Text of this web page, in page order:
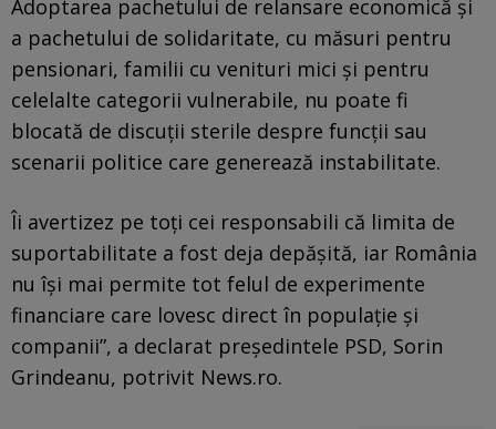
Adoptarea pachetului de relansare economică şi
a pachetului de solidaritate, cu măsuri pentru
pensionari, familii cu venituri mici şi pentru
celelalte categorii vulnerabile, nu poate fi
blocată de discuţii sterile despre funcţii sau
scenarii politice care generează instabilitate.
Îi avertizez pe toţi cei responsabili că limita de
suportabilitate a fost deja depăşită, iar România
nu îşi mai permite tot felul de experimente
financiare care lovesc direct în populaţie şi
companii”, a declarat preşedintele PSD, Sorin
Grindeanu, potrivit News.ro.